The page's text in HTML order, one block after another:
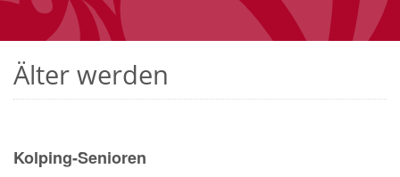
Älter werden
Kolping-Senioren